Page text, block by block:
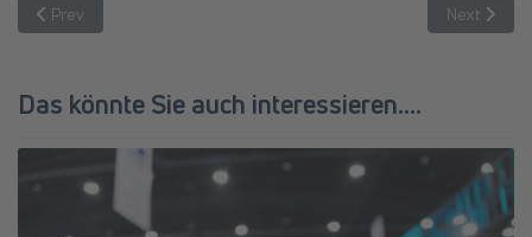
Previous article: Erstklassige Lagerlösungen in Düsseldorf – Ihr
Prev Next
Next
Das könnte Sie auch interessieren....